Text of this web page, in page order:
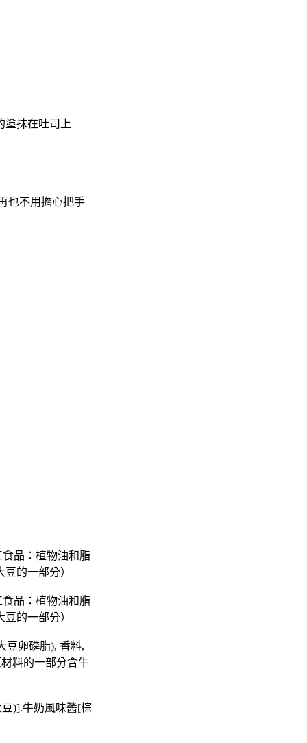
塗抹在吐司上
也不用擔心把手
品：植物油和脂
的一部分）
品：植物油和脂
的一部分）
豆卵磷脂), 香料,
料的一部分含牛
)].牛奶風味醬[棕